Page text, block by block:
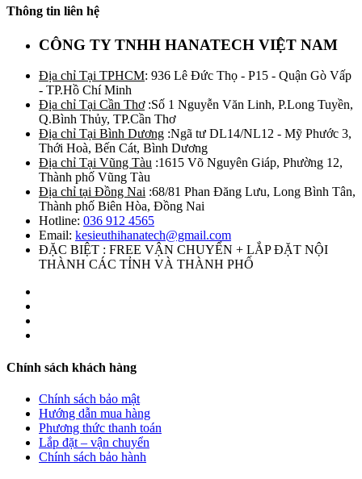
Thông tin liên hệ
CÔNG TY TNHH HANATECH VIỆT NAM
Địa chỉ Tại TPHCM: 936 Lê Đức Thọ - P15 - Quận Gò Vấp
- TP.Hồ Chí Minh
Địa chỉ Tại Cần Thơ:Số 1 Nguyễn Văn Linh, P.Long Tuyền,
Q.Bình Thủy, TP.Cần Thơ
Địa chỉ Tại Bình Dương :Ngã tư DL14/NL12 - Mỹ Phước 3,
Thới Hoà, Bến Cát, Bình Dương
Địa chỉ Tại Vũng Tàu :1615 Võ Nguyên Giáp, Phường 12,
Thành phố Vũng Tàu
Địa chỉ tại Đồng Nai :68/81 Phan Đăng Lưu, Long Bình Tân,
Thành phố Biên Hòa, Đồng Nai
Hotline: 036 912 4565
Email: kesieuthihanatech@gmail.com
ĐẶC BIỆT : FREE VẬN CHUYỂN + LẮP ĐẶT NỘI
THÀNH CÁC TỈNH VÀ THÀNH PHỐ
Chính sách khách hàng
Chính sách bảo mật
Hướng dẫn mua hàng
Phương thức thanh toán
Lắp đặt – vận chuyển
Chính sách bảo hành